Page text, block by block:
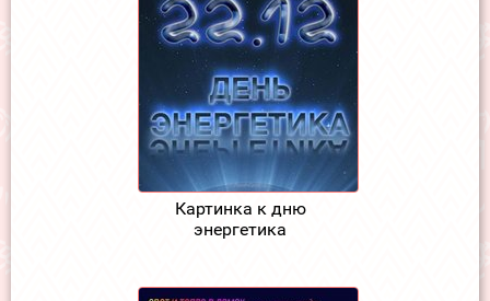
Картинка к дню
энергетика